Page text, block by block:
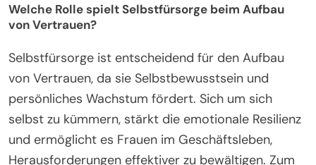
Welche Rolle spielt Selbstfürsorge beim Aufbau
von Vertrauen?
Selbstfürsorge ist entscheidend für den Aufbau
von Vertrauen, da sie Selbstbewusstsein und
persönliches Wachstum fördert. Sich um sich
selbst zu kümmern, stärkt die emotionale Resilienz
und ermöglicht es Frauen im Geschäftsleben,
Herausforderungen effektiver zu bewältigen. Zum